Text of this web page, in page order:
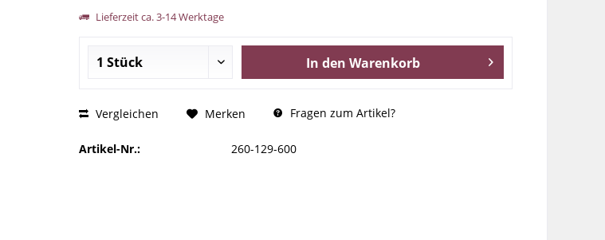
Lieferzeit ca. 3-14 Werktage
In den Warenkorb
Vergleichen Merken Fragen zum Artikel?
Artikel-Nr.: 260-129-600